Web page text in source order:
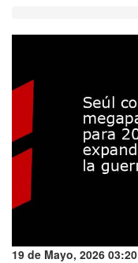
19 de Mayo, 2026 03:20